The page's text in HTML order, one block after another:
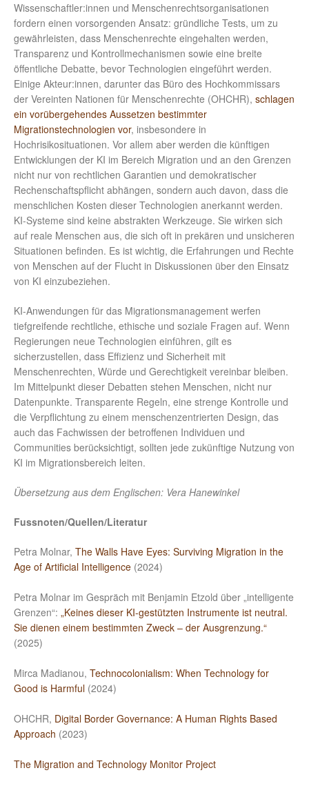
Wissenschaftler:innen und Menschenrechtsorganisationen
fordern einen vorsorgenden Ansatz: gründliche Tests, um zu
gewährleisten, dass Menschenrechte eingehalten werden,
Transparenz und Kontrollmechanismen sowie eine breite
öffentliche Debatte, bevor Technologien eingeführt werden.
Einige Akteur:innen, darunter das Büro des Hochkommissars
der Vereinten Nationen für Menschenrechte (OHCHR), schlagen
ein vorübergehendes Aussetzen bestimmter
Migrationstechnologien vor, insbesondere in
Hochrisikosituationen. Vor allem aber werden die künftigen
Entwicklungen der KI im Bereich Migration und an den Grenzen
nicht nur von rechtlichen Garantien und demokratischer
Rechenschaftspflicht abhängen, sondern auch davon, dass die
menschlichen Kosten dieser Technologien anerkannt werden.
KI-Systeme sind keine abstrakten Werkzeuge. Sie wirken sich
auf reale Menschen aus, die sich oft in prekären und unsicheren
Situationen befinden. Es ist wichtig, die Erfahrungen und Rechte
von Menschen auf der Flucht in Diskussionen über den Einsatz
von KI einzubeziehen.
KI-Anwendungen für das Migrationsmanagement werfen
tiefgreifende rechtliche, ethische und soziale Fragen auf. Wenn
Regierungen neue Technologien einführen, gilt es
sicherzustellen, dass Effizienz und Sicherheit mit
Menschenrechten, Würde und Gerechtigkeit vereinbar bleiben.
Im Mittelpunkt dieser Debatten stehen Menschen, nicht nur
Datenpunkte. Transparente Regeln, eine strenge Kontrolle und
die Verpflichtung zu einem menschenzentrierten Design, das
auch das Fachwissen der betroffenen Individuen und
Communities berücksichtigt, sollten jede zukünftige Nutzung von
KI im Migrationsbereich leiten.
Übersetzung aus dem Englischen: Vera Hanewinkel
Fussnoten/Quellen/Literatur
Petra Molnar, The Walls Have Eyes: Surviving Migration in the
Age of Artificial Intelligence (2024)
Petra Molnar im Gespräch mit Benjamin Etzold über „intelligente
Grenzen“: „Keines dieser KI-gestützten Instrumente ist neutral.
Sie dienen einem bestimmten Zweck – der Ausgrenzung.“
(2025)
Mirca Madianou, Technocolonialism: When Technology for
Good is Harmful (2024)
OHCHR, Digital Border Governance: A Human Rights Based
Approach (2023)
The Migration and Technology Monitor Project